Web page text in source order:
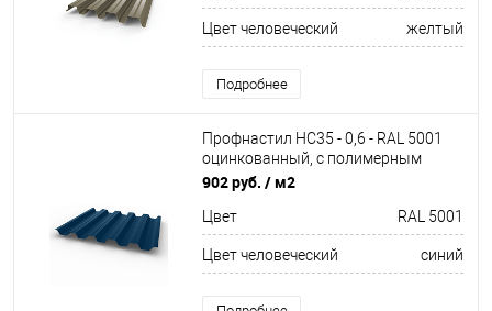
Цвет человеческий желтый
Подробнее
Профнастил НС35 - 0,6 - RAL 5001
оцинкованный, с полимерным
покрытием (Полиэстер)
902 руб. / м2
Цвет RAL 5001
Цвет человеческий синий